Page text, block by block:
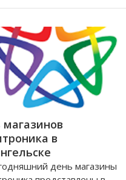
прилагали массу усилий
цели. Но это уже в
Сегодня, благодаря
достижениям в
косметологии, ухаживать
и телом стало
магазинов
в
день магазины